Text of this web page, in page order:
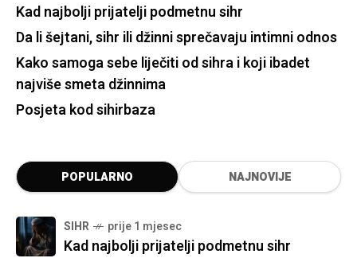
Kad najbolji prijatelji podmetnu sihr
Da li šejtani, sihr ili džinni sprečavaju intimni odnos
Kako samoga sebe liječiti od sihra i koji ibadet
najviše smeta džinnima
Posjeta kod sihirbaza
POPULARNO NAJNOVIJE
SIHR prije 1 mjesec
Kad najbolji prijatelji podmetnu sihr